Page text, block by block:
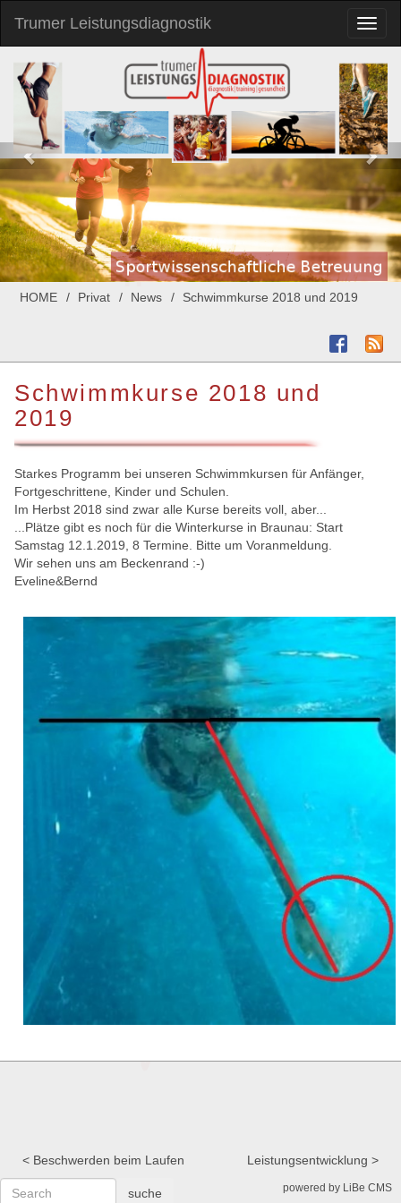
Trumer Leistungsdiagnostik
HOME Privat News Schwimmkurse 2018 und 2019
Schwimmkurse 2018 und
2019
Starkes Programm bei unseren Schwimmkursen für Anfänger,
Fortgeschrittene, Kinder und Schulen.
Im Herbst 2018 sind zwar alle Kurse bereits voll, aber...
...Plätze gibt es noch für die Winterkurse in Braunau: Start
Samstag 12.1.2019, 8 Termine. Bitte um Voranmeldung.
Wir sehen uns am Beckenrand :-)
Eveline&Bernd
Beschwerden beim Laufen Leistungsentwicklung
powered by LiBe CMS